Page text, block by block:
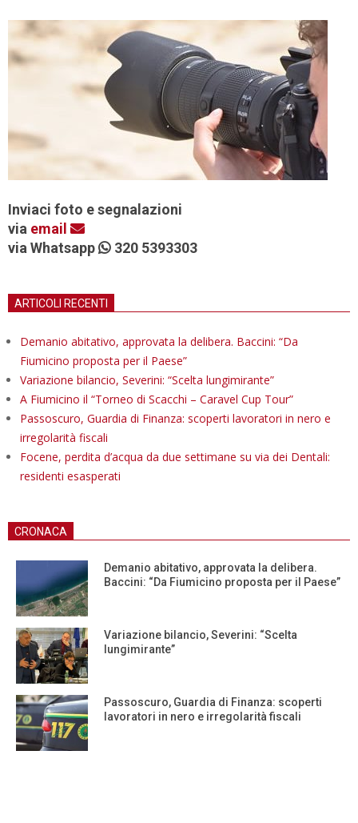
Inviaci foto e segnalazioni
via email
via Whatsapp
320 5393303
ARTICOLI RECENTI
Demanio abitativo, approvata la delibera. Baccini: “Da
Fiumicino proposta per il Paese”
Variazione bilancio, Severini: “Scelta lungimirante”
A Fiumicino il “Torneo di Scacchi – Caravel Cup Tour”
Passoscuro, Guardia di Finanza: scoperti lavoratori in nero e
irregolarità fiscali
Focene, perdita d’acqua da due settimane su via dei Dentali:
residenti esasperati
CRONACA
Demanio abitativo, approvata la delibera.
Baccini: “Da Fiumicino proposta per il Paese”
Variazione bilancio, Severini: “Scelta
lungimirante”
Passoscuro, Guardia di Finanza: scoperti
lavoratori in nero e irregolarità fiscali